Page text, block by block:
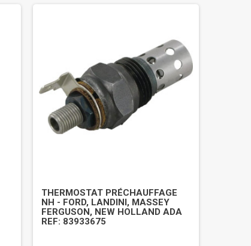
THERMOSTAT PRÉCHAUFFAGE
NH - FORD, LANDINI, MASSEY
FERGUSON, NEW HOLLAND ADA
REF: 83933675